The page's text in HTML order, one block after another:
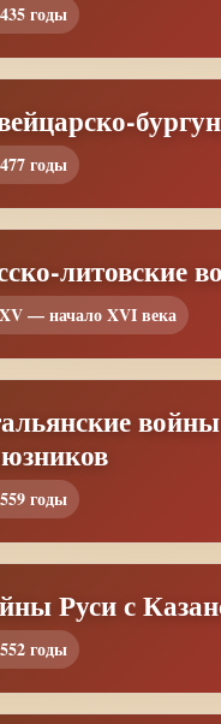
годы
годы
литовские
— начало XVI века
годы
Руси с
годы